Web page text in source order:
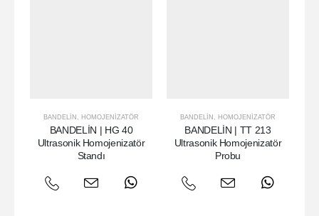
BANDELIN , HOMOJENIZATÖR
BANDELİN | HG 40
Ultrasonik Homojenizatör
Standı
BANDELIN , HOMOJENIZATÖR
BANDELİN | TT 213
Ultrasonik Homojenizatör
Probu